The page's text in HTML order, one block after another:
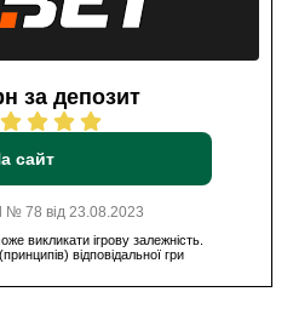
за депозит
сайт
№ 78 від 23.08.2023
викликати ігрову залежність.
відповідальної гри